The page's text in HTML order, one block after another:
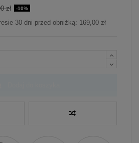
zł -10%
30 dni przed obniżką: 169,00 zł